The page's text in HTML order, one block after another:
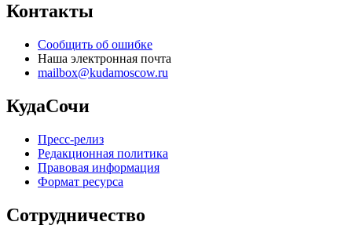
Контакты
Сообщить об ошибке
Наша электронная почта
mailbox@kudamoscow.ru
КудаСочи
Пресс-релиз
Редакционная политика
Правовая информация
Формат ресурса
Сотрудничество